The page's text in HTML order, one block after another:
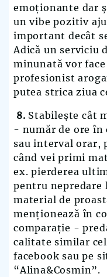
emoționante dar
un vibe pozitiv
important decât
Adică un serviciu
minunată vor face
profesionist
putea strica ziua
8. Stabilește cât
- număr de ore
sau interval orar,
când vei primi
ex. pierderea
pentru nepredare
material de
menționează în
comparație -
calitate similar
facebook sau pe
“Alina&Cosmin”.